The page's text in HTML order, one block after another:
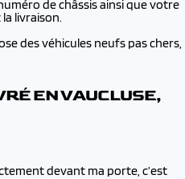
de châssis ainsi que votre
livraison.
des véhicules neufs pas chers,
EN VAUCLUSE,
devant ma porte, c’est